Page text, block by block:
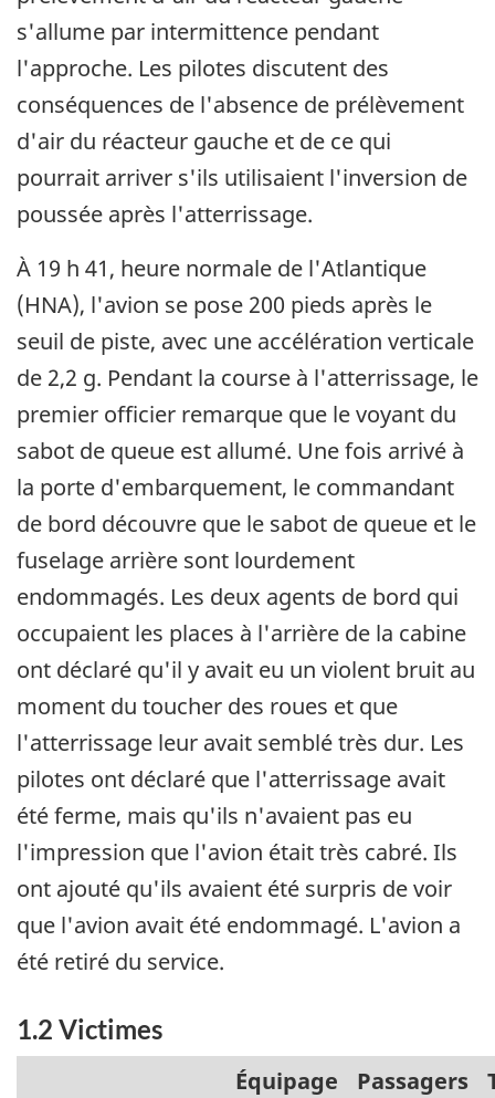
s'allume par intermittence pendant
l'approche. Les pilotes discutent des
conséquences de l'absence de prélèvement
d'air du réacteur gauche et de ce qui
pourrait arriver s'ils utilisaient l'inversion de
poussée après l'atterrissage.
À 19 h 41, heure normale de l'Atlantique
(HNA), l'avion se pose 200 pieds après le
seuil de piste, avec une accélération verticale
de 2,2 g. Pendant la course à l'atterrissage, le
premier officier remarque que le voyant du
sabot de queue est allumé. Une fois arrivé à
la porte d'embarquement, le commandant
de bord découvre que le sabot de queue et le
fuselage arrière sont lourdement
endommagés. Les deux agents de bord qui
occupaient les places à l'arrière de la cabine
ont déclaré qu'il y avait eu un violent bruit au
moment du toucher des roues et que
l'atterrissage leur avait semblé très dur. Les
pilotes ont déclaré que l'atterrissage avait
été ferme, mais qu'ils n'avaient pas eu
l'impression que l'avion était très cabré. Ils
ont ajouté qu'ils avaient été surpris de voir
que l'avion avait été endommagé. L'avion a
été retiré du service.
1.2 Victimes
Équipage Passagers